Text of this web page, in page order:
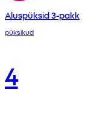
Aluspüksid 3-pakk
püksikud
4